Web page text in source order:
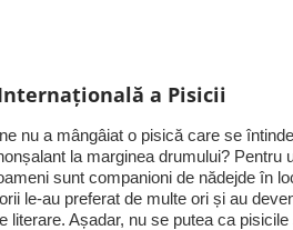
a Pisicii
nu a mângâiat o pisică care se întinde
la marginea drumului? Pentru
sunt companioni de nădejde în
le-au preferat de multe ori și au
literare. Așadar, nu se putea ca pisicile